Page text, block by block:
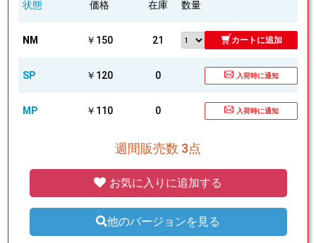
状態 価格 在庫 数量
NM ￥150 21 カートに追加
SP ￥120 0 入荷時に通知
MP ￥110 0 入荷時に通知
週間販売数 3点
お気に入りに追加する
他のバージョンを見る